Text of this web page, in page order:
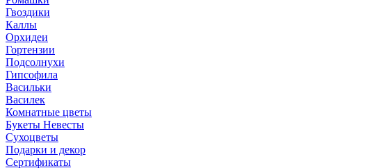
Гвоздики
Каллы
Орхидеи
Гортензии
Подсолнухи
Гипсофила
Васильки
Василек
Комнатные цветы
Букеты Невесты
Сухоцветы
Подарки и декор
Сертификаты